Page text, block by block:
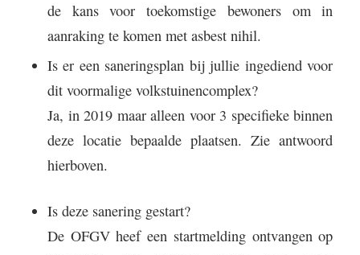
de kans voor toekomstige bewoners om in
aanraking te komen met asbest nihil.
Is er een saneringsplan bij jullie ingediend voor
dit voormalige volkstuinencomplex?
Ja, in 2019 maar alleen voor 3 specifieke binnen
deze locatie bepaalde plaatsen. Zie antwoord
hierboven.
Is deze sanering gestart?
De OFGV heef een startmelding ontvangen op